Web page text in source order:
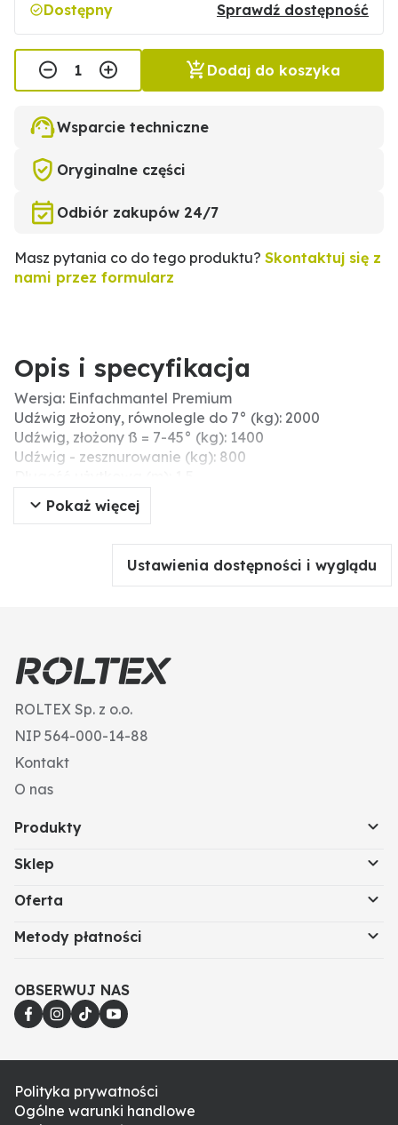
Dostępny Sprawdź dostępność
Dodaj do koszyka
Wsparcie techniczne
Oryginalne części
Odbiór zakupów 24/7
Masz pytania co do tego produktu? Skontaktuj się z
nami przez formularz
Opis i specyfikacja
Wersja: Einfachmantel Premium
Udźwig złożony, równolegle do 7° (kg): 2000
Udźwig, złożony ß = 7-45° (kg): 1400
Udźwig - zesznurowanie (kg): 800
Udźwig, złożony ß = 45-60° (kg): 1000
Obwód (m): 3
Pokaż więcej
Ustawienia dostępności i wyglądu
ROLTEX Sp. z o.o.
NIP 564-000-14-88
Kontakt
O nas
Produkty
Sklep
Oferta
Metody płatności
OBSERWUJ NAS
Polityka prywatności
Ogólne warunki handlowe